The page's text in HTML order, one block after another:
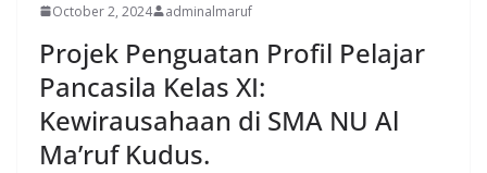
October 2, 2024 adminalmaruf
Projek Penguatan Profil Pelajar
Pancasila Kelas XI:
Kewirausahaan di SMA NU Al
Ma’ruf Kudus.